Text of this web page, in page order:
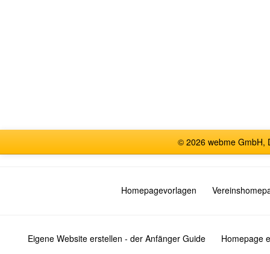
© 2026 webme GmbH,
Homepagevorlagen
Eigene Website erstellen - der Anfänger Guide Homepage